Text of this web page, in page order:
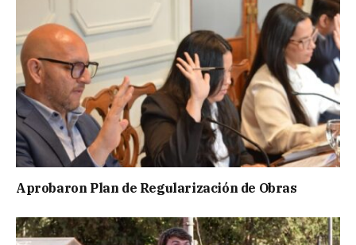
Aprobaron Plan de Regularización de Obras